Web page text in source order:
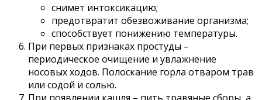
снимет интоксикацию;
предотвратит обезвоживание организма;
способствует понижению температуры.
При первых признаках простуды –
периодическое очищение и увлажнение
носовых ходов. Полоскание горла отваром трав
или содой и солью.